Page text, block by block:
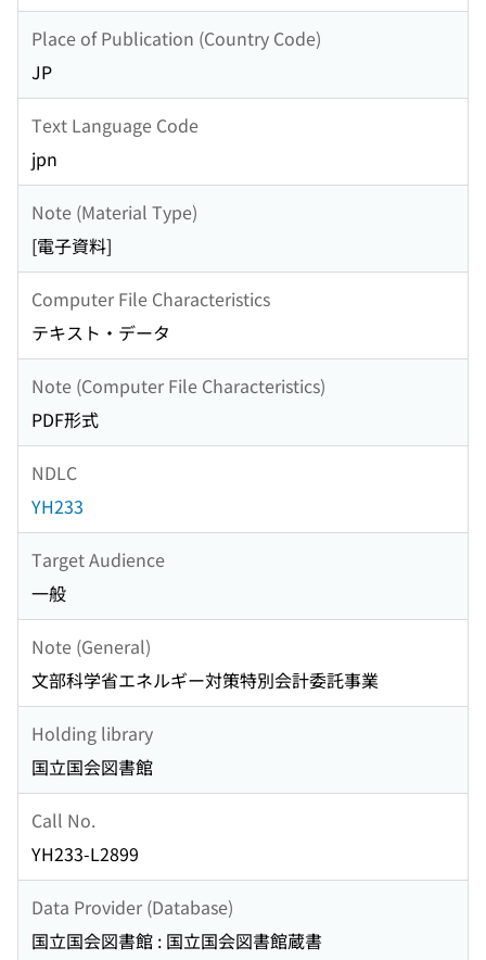
Place of Publication (Country Code)
JP
Text Language Code
jpn
Note (Material Type)
[電子資料]
Computer File Characteristics
テキスト・データ
Note (Computer File Characteristics)
PDF形式
NDLC
YH233
Target Audience
一般
Note (General)
文部科学省エネルギー対策特別会計委託事業
Holding library
国立国会図書館
Call No.
YH233-L2899
Data Provider (Database)
国立国会図書館 : 国立国会図書館蔵書